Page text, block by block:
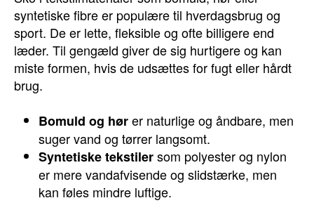
syntetiske fibre er populære til hverdagsbrug og
sport. De er lette, fleksible og ofte billigere end
læder. Til gengæld giver de sig hurtigere og kan
miste formen, hvis de udsættes for fugt eller hårdt
brug.
Bomuld og hører naturlige og åndbare, men
suger vand og tørrer langsomt.
Syntetiske tekstilersom polyester og nylon
er mere vandafvisende og slidstærke, men
kan føles mindre luftige.